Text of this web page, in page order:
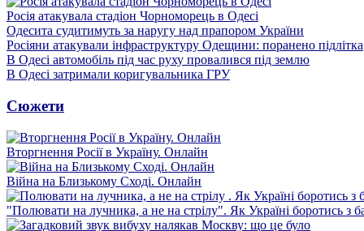
Росія атакувала стадіон Чорноморець в Одесі
Одесита судитимуть за наругу над прапором України
Росіяни атакували інфраструктуру Одещини: поранено підлітка
В Одесі автомобіль під час руху провалився під землю
В Одесі затримали коригувальника ГРУ
Сюжети
Вторгнення Росії в Україну. Онлайн
Війна на Близькому Сході. Онлайн
"Полювати на лучника, а не на стрілу". Як Україні боротись з